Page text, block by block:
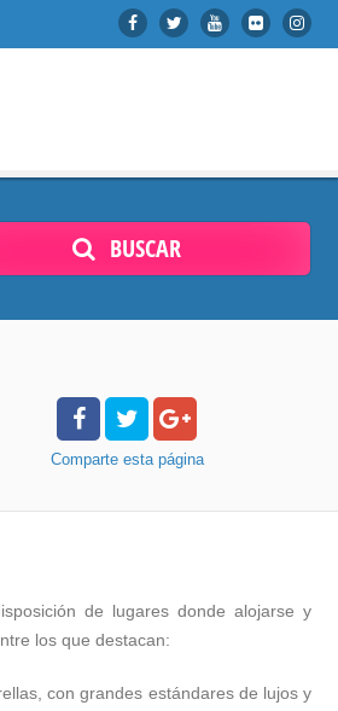
BUSCAR
Comparte esta página
de lugares donde alojarse y
los que destacan:
con grandes estándares de lujos y